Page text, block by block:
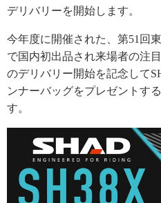
デリバリーを開始します。
今年度に開催された、第51回
で国内初出品され来場者の注
のデリバリー開始を記念して
ンナーバッグをプレゼントす
す。